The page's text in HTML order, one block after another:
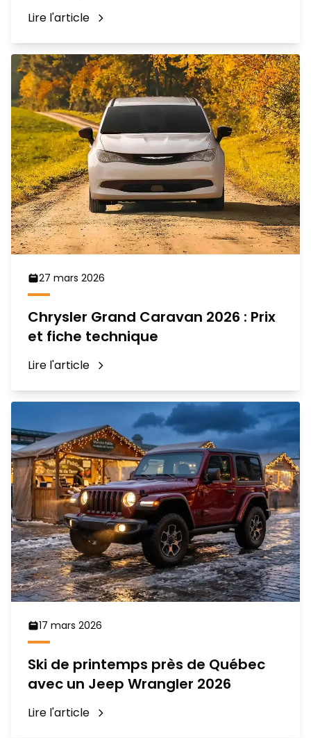
Lire l'article
27 mars 2026
Chrysler Grand Caravan 2026 : Prix
et fiche technique
Lire l'article
17 mars 2026
Ski de printemps près de Québec
avec un Jeep Wrangler 2026
Lire l'article